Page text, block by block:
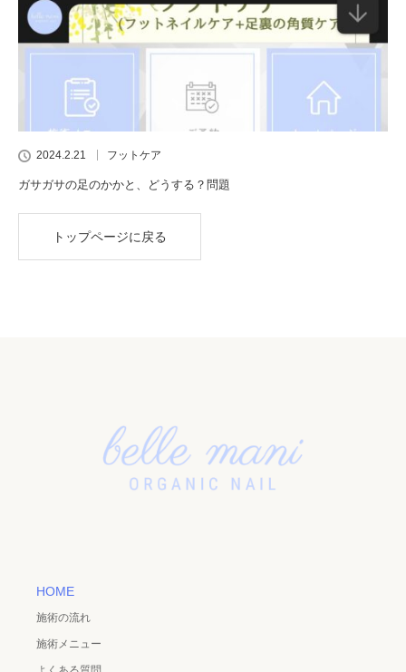
2024.2.21 フットケア
ガサガサの足のかかと、どうする？問題
トップページに戻る
HOME
施術の流れ
施術メニュー